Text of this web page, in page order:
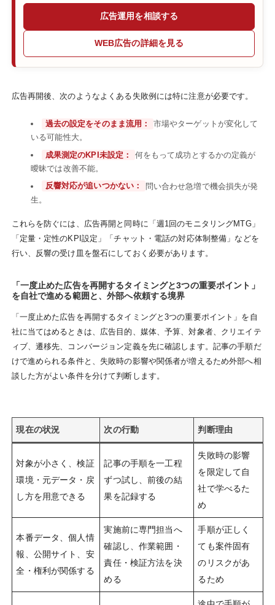
広告運用を相談する
WEB広告の詳細を見る
広告再開後、次のようなよくある失敗例には特に注意が必要です。
過去の設定をそのまま流用：
市場やターゲットが変化して
いる可能性大。
成果測定のKPI未設定：
何をもって成功とするかの定義が
曖昧では改善不能。
反響対応が追いつかない：
問い合わせ急増で機会損失が発
生。
これらを防ぐには、広告再開と同時に「週1回のモニタリングMTG」
「定量・定性のKPI設定」「チャット・電話の対応体制整備」などを
行い、反響の受け皿を盤石にしておく必要があります。
「一度止めた広告を再開するタイミングと3つの重要ポイント」
を自社で進める範囲と、外部へ依頼する境界
「一度止めた広告を再開するタイミングと3つの重要ポイント」を自
社に当てはめるときは、広告目的、媒体、予算、対象者、クリエイテ
ィブ、遷移先、コンバージョン定義を先に確認します。記事の手順だ
けで進められる条件と、失敗時の影響や関係者が増えるため外部へ相
談した方がよい条件を分けて判断します。
現在の状況 次の行動 判断理由
対象が小さく、検証
環境・元データ・戻
し方を用意できる
記事の手順を一工程
ずつ試し、前後の結
果を記録する
失敗時の影響
を限定して自
社で学べるた
め
本番データ、個人情
報、公開サイト、安
全・権利が関係する
実施前に専門担当へ
確認し、作業範囲・
責任・検証方法を決
める
手順が正しく
ても案件固有
のリスクがあ
るため